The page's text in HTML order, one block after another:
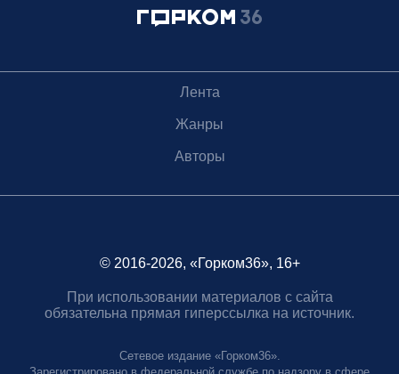
Лента
Жанры
Авторы
© 2016-2026, «Горком36», 16+
При использовании материалов с сайта
обязательна прямая гиперссылка на источник.
Сетевое издание «Горком36».